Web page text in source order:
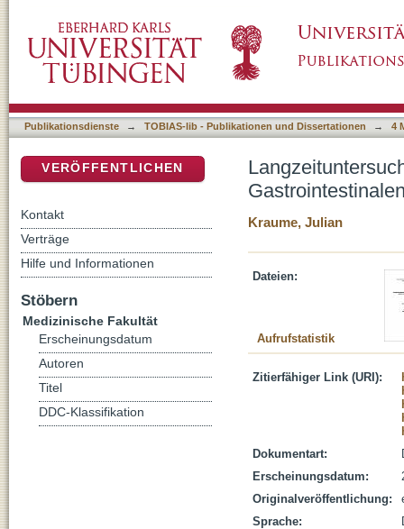
(GIST)
Publikationsdienste → TOBIAS-lib - Publikationen und Dissertationen → 4
Kraume, Julian
Dateien:
Aufrufstatistik
Zitierfähiger Link (URI):
Dokumentart:
Erscheinungsdatum:
Originalveröffentlichung:
Sprache:
VERÖFFENTLICHEN
Kontakt
Verträge
Hilfe und Informationen
Stöbern
Medizinische Fakultät
Erscheinungsdatum
Autoren
Titel
DDC-Klassifikation